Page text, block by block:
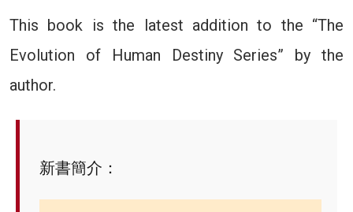
This book is the latest addition to the “The
Evolution of Human Destiny Series” by the
author.
新書簡介：